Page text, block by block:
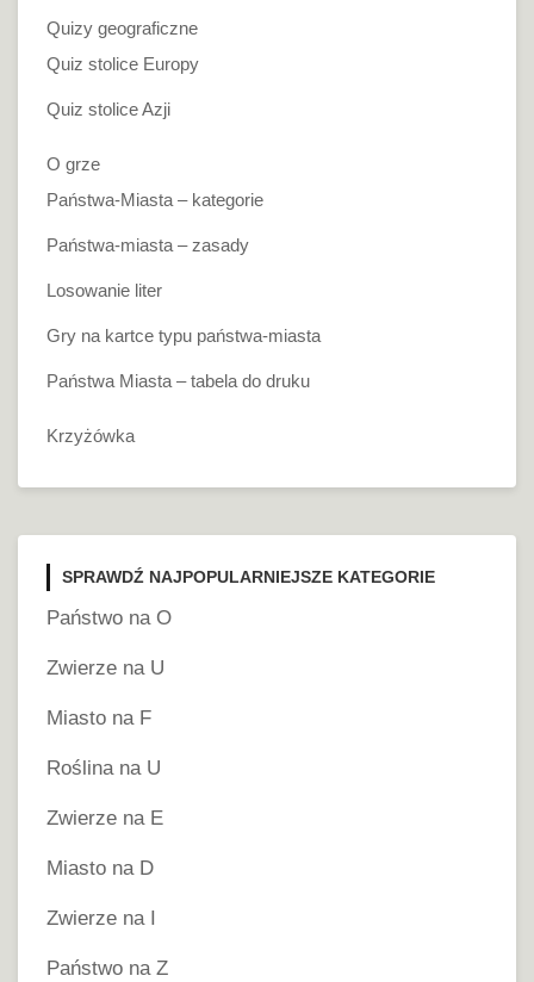
Quizy geograficzne
Quiz stolice Europy
Quiz stolice Azji
O grze
Państwa-Miasta – kategorie
Państwa-miasta – zasady
Losowanie liter
Gry na kartce typu państwa-miasta
Państwa Miasta – tabela do druku
Krzyżówka
SPRAWDŹ NAJPOPULARNIEJSZE KATEGORIE
Państwo na O
Zwierze na U
Miasto na F
Roślina na U
Zwierze na E
Miasto na D
Zwierze na I
Państwo na Z